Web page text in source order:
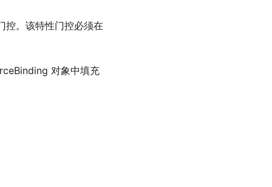
控。该特性门控必须在
对象中填充